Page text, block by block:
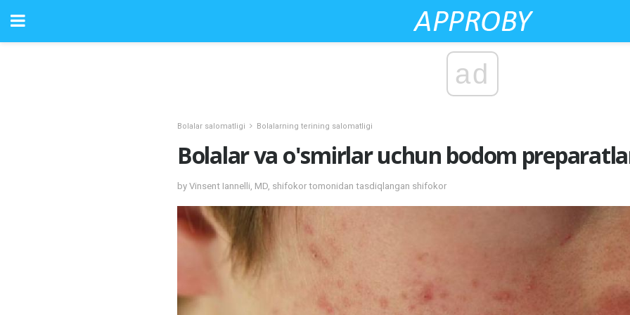
ad
Bolalar salomatligi Bolalarning terining salomatligi
Bolalar va o'smirlar uchun bodom
by Vinsent Iannelli, MD, shifokor tomonidan tasdiqlangan shifokor